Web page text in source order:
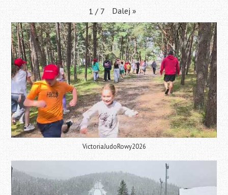
1 / 7 Dalej »
VictoriaJudoRowy2026